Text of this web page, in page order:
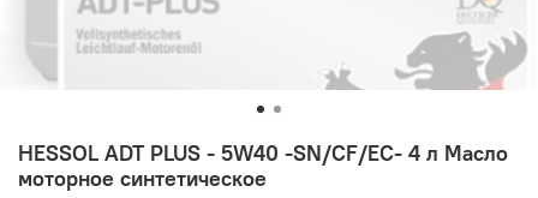
HESSOL ADT PLUS - 5W40 -SN/CF/EC- 4 л Масло
моторное синтетическое